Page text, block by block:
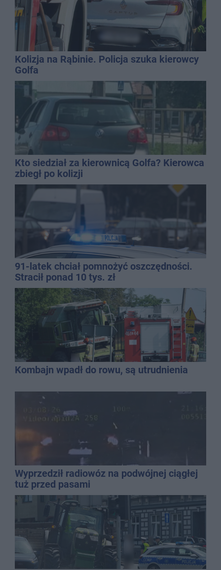
Kolizja na Rąbinie. Policja szuka kierowcy
Golfa
Kto siedział za kierownicą Golfa? Kierowca
zbiegł po kolizji
91-latek chciał pomnożyć oszczędności.
Stracił ponad 10 tys. zł
Kombajn wpadł do rowu, są utrudnienia
Wyprzedził radiowóz na podwójnej ciągłej
tuż przed pasami